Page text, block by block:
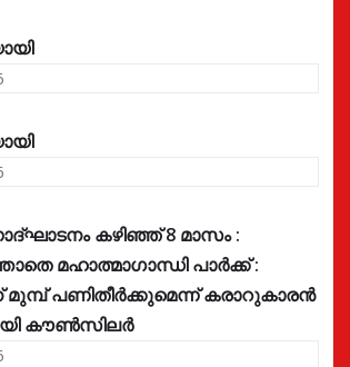
കഴിഞ്ഞ് 8 മാസം :
മഹാത്മാഗാന്ധി പാർക്ക് :
പണിതീർക്കുമെന്ന് കരാറുകാരൻ
കൗൺസിലർ